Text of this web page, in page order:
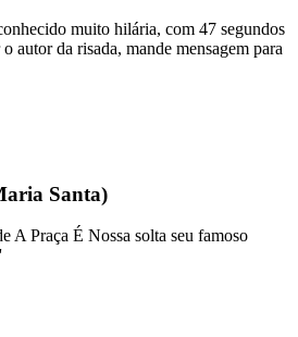
muito hilária, com 47 segundos
autor da risada, mande mensagem para
Santa)
A Praça É Nossa solta seu famoso